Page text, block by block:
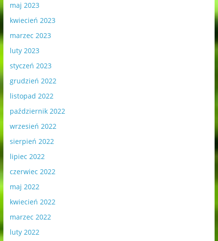
maj 2023
kwiecień 2023
marzec 2023
luty 2023
styczeń 2023
grudzień 2022
listopad 2022
październik 2022
wrzesień 2022
sierpień 2022
lipiec 2022
czerwiec 2022
maj 2022
kwiecień 2022
marzec 2022
luty 2022